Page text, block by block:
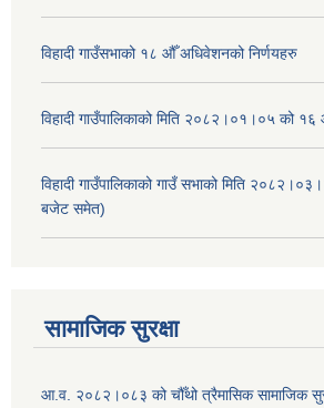
विहादी गाउँसभाको १८ औँ अधिवेशनको निर्णयहरु
विहादी गाउँपालिकाको मिति २०८२।०१।०५ को १६
विहादी गाउँपालिकाको गाउँ सभाको मिति
बजेट समेत)
सामाजिक सुरक्षा
आ.व. २०८२।०८३ को चौँथो त्रैमासिक सामाजिक